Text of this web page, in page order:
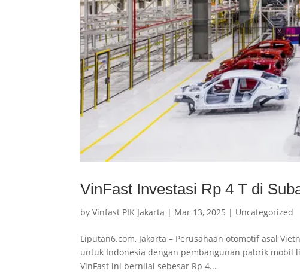
VinFast Investasi Rp 4 T di
byVinfast PIK Jakarta | Mar 13, 2025 | Uncategorized
Liputan6.com, Jakarta – Perusahaan otomotif asal
untuk Indonesia dengan pembangunan pabrik mobil
VinFast ini bernilai sebesar Rp 4...